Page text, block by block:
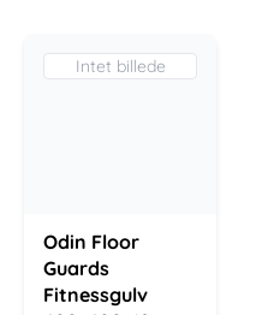
Intet billede
Odin Floor
Guards
Fitnessgulv